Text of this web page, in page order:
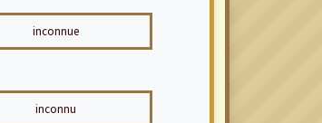
inconnue
inconnu